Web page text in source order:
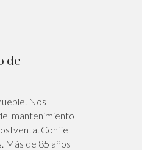
de
Nos
mantenimiento
Confíe
Más de 85 años